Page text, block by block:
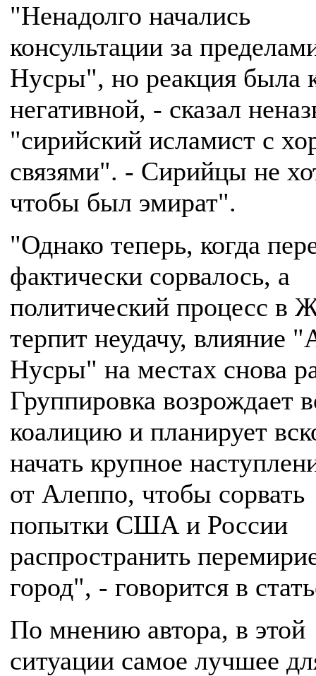
"Ненадолго начались
консультации за
Нусры", но реакция была
негативной, - сказал
"сирийский исламист с
связями". - Сирийцы не
чтобы был эмират".
"Однако теперь, когда
фактически сорвалось, а
политический процесс в
терпит неудачу, влияние
Нусры" на местах снова
Группировка возрождает
коалицию и планирует
начать крупное
от Алеппо, чтобы сорвать
попытки США и России
распространить
город", - говорится в
По мнению автора, в этой
ситуации самое лучшее